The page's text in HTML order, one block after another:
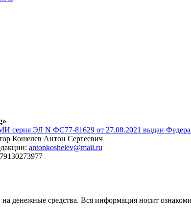
серия ЭЛ N ФС77-81629 от 27.08.2021 выдан
Кошелев Антон Сергеевич
antonkoshelev@mail.ru
денежные средства. Вся информация носит